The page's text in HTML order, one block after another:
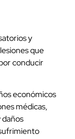
y
que
conducir
económicos
médicas,
daños